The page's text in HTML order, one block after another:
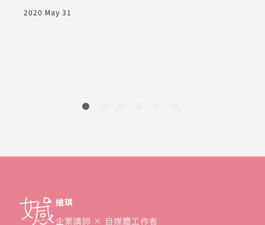
2020 May 31
維琪
企業講師 × 自媒體工作者